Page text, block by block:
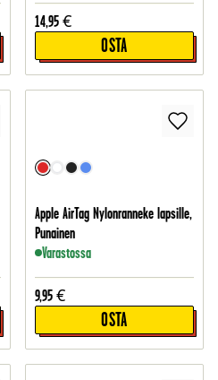
14,95 €
OSTA
Apple AirTag Nylonranneke lapsille,
Punainen
Varastossa
9,95 €
OSTA